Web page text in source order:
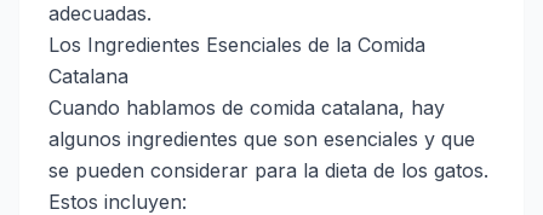
adecuadas.
Los Ingredientes Esenciales de la Comida
Catalana
Cuando hablamos de comida catalana, hay
algunos ingredientes que son esenciales y que
se pueden considerar para la dieta de los gatos.
Estos incluyen: